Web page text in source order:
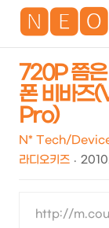
720P 쯤은
폰 비바즈
Pro)
N* Tech/
라디오키즈
http://